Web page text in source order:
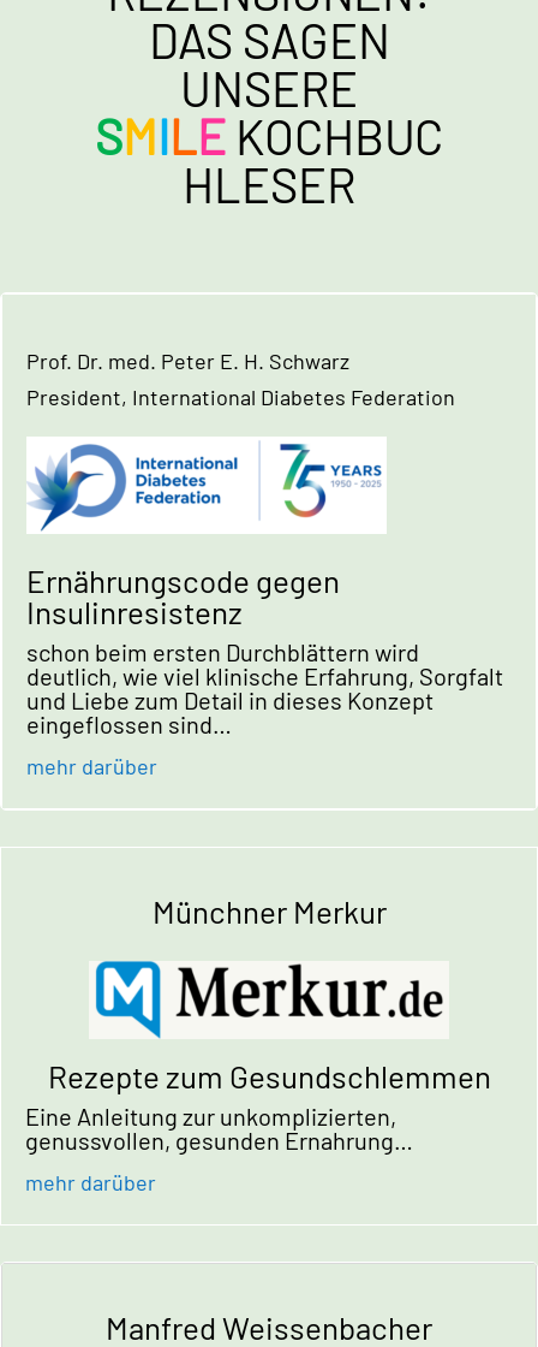
DAS SAGEN
UNSERE
SMILE KOCHBUC
HLESER
Prof. Dr. med. Peter E. H. Schwarz
President, International Diabetes Federation
Ernährungscode gegen
Insulinresistenz
schon beim ersten Durchblättern wird
deutlich, wie viel klinische Erfahrung, Sorgfalt
und Liebe zum Detail in dieses Konzept
eingeflossen sind…
mehr darüber
Münchner Merkur
Rezepte zum Gesundschlemmen
Eine Anleitung zur unkomplizierten,
genussvollen, gesunden Ernahrung…
mehr darüber
Manfred Weissenbacher